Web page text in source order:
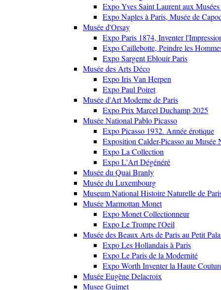
Expo Yves Saint Laurent aux
Expo Naples à Paris, Musée de
Musée d'Orsay
Expo Paris 1874, Inventer
Expo Caillebotte, Peindre les
Expo Sargent Eblouir Paris
Musée des Arts Déco
Expo Iris Van Herpen
Expo Paul Poiret
Musée d'Art Moderne de Paris
Expo Prix Marcel Duchamp 2025
Musée National Pablo Picasso
Expo Picasso 1932. Année érotique
Exposition Calder-Picasso au Musée
Expo La Collection
Expo L'Art Dégénéré
Musée du Quai Branly
Musée du Luxembourg
Museum National Histoire Naturelle de
Musée Marmottan Monet
Expo Monet Collectionneur
Expo Le Trompe l'Oeil
Musée des Beaux Arts de Paris au Petit
Expo Les Hollandais à Paris
Expo Le Paris de la Modernité
Expo Worth Inventer la Haute
Musée Eugène Delacroix
Musee Guimet